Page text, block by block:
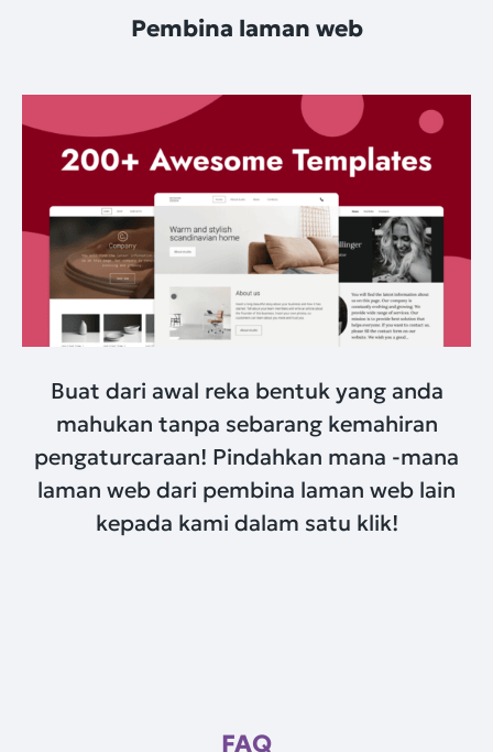
Pembina laman web
Buat dari awal reka bentuk yang anda
mahukan tanpa sebarang kemahiran
pengaturcaraan! Pindahkan mana -mana
laman web dari pembina laman web lain
kepada kami dalam satu klik!
FAQ